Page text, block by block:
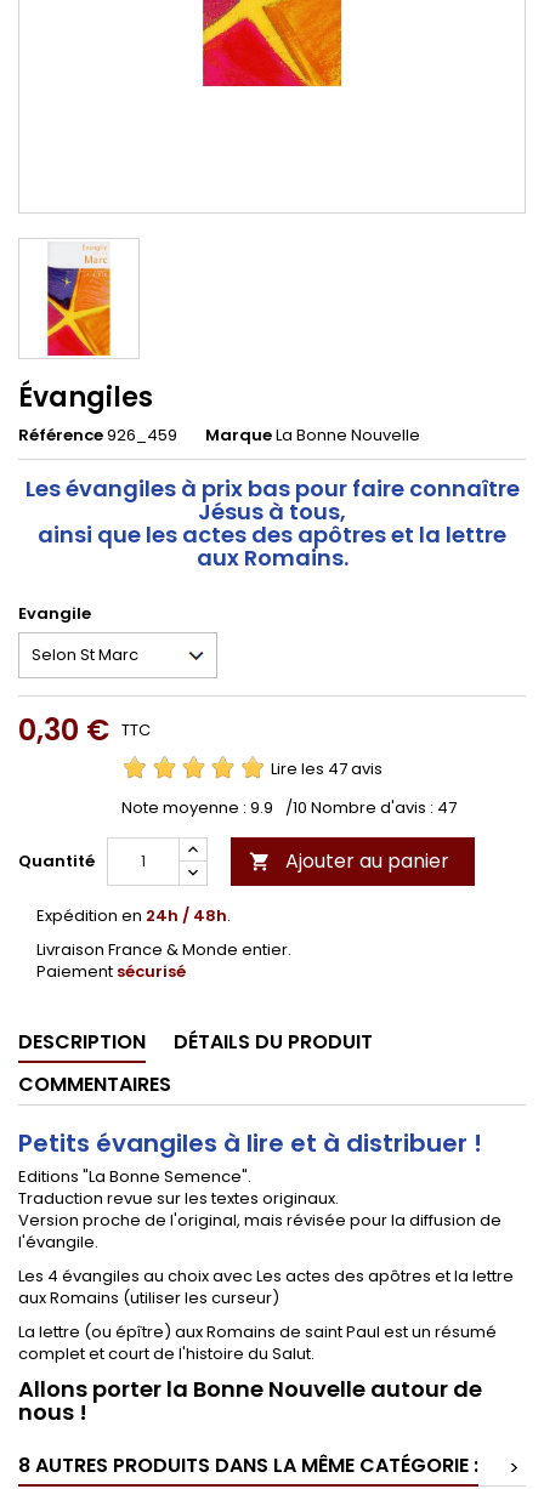
Évangiles
Référence926_459 MarqueLa Bonne Nouvelle
Les évangiles à prix bas pour faire connaître
Jésus à tous,
ainsi que les actes des apôtres et la lettre
aux Romains.
Evangile
0,30 € TTC
Lire les 47 avis
Note moyenne : 9.9 /10 Nombre d'avis : 47
Quantité  Ajouter au panier
Expédition en 24h / 48h.
Livraison France & Monde entier.
Paiement sécurisé
DESCRIPTION
DÉTAILS DU PRODUIT
COMMENTAIRES
Petits évangiles à lire et à distribuer !
Editions "La Bonne Semence".
Traduction revue sur les textes originaux.
Version proche de l'original, mais révisée pour la diffusion de
l'évangile.
Les 4 évangiles au choix avec Les actes des apôtres et la lettre
aux Romains (utiliser les curseur)
La lettre (ou épître) aux Romains de saint Paul est un résumé
complet et court de l'histoire du Salut.
Allons porter la Bonne Nouvelle autour de
nous !
8 AUTRES PRODUITS DANS LA MÊME CATÉGORIE :
>